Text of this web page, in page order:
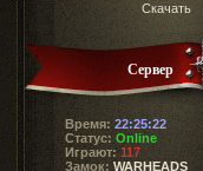
Скачать
Сервер
Время: 22:25:23
Статус: Online
Играют: 117
Замок: WARHEADS